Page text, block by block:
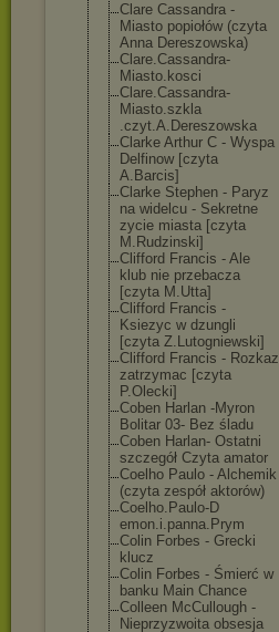
Clare Cassandra -
Miasto popiołów (czyta
Anna Dereszowska)
Clare.Cassandra-
Miasto.kosci
Clare.Cassandra-
Miasto.szkla
.czyt.A.Dereszowska
Clarke Arthur C - Wyspa
Delfinow [czyta
A.Barcis]
Clarke Stephen - Paryz
na widelcu - Sekretne
zycie miasta [czyta
M.Rudzinski]
Clifford Francis - Ale
klub nie przebacza
[czyta M.Utta]
Clifford Francis -
Ksiezyc w dzungli
[czyta Z.Lutogniewski]
Clifford Francis - Rozkaz
zatrzymac [czyta
P.Olecki]
Coben Harlan -Myron
Bolitar 03- Bez śladu
Coben Harlan- Ostatni
szczegół Czyta amator
Coelho Paulo - Alchemik
(czyta zespół aktorów)
Coelho.Paulo-D
emon.i.panna.Prym
Colin Forbes - Grecki
klucz
Colin Forbes - Śmierć w
banku Main Chance
Colleen McCullough -
Nieprzyzwoita obsesja